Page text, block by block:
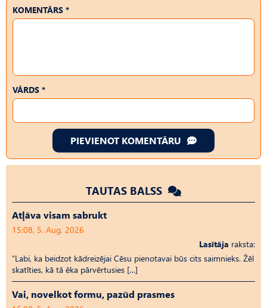
KOMENTĀRS *
VĀRDS *
PIEVIENOT KOMENTĀRU
TAUTAS BALSS
Atļāva visam sabrukt
15:08, 5. Aug, 2026
Lasītāja raksta:
“Labi, ka beidzot kādreizējai Cēsu pienotavai būs cits saimnieks. Žēl
skatīties, kā tā ēka pārvērtusies […]
Vai, novelkot formu, pazūd prasmes